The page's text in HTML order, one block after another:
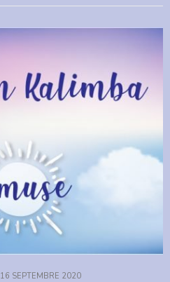
16 SEPTEMBRE 2020